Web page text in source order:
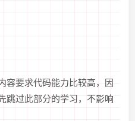
容要求代码能力比较高，因
跳过此部分的学习，不影响